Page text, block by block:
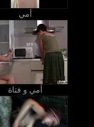
أمي
أمي و فتاة